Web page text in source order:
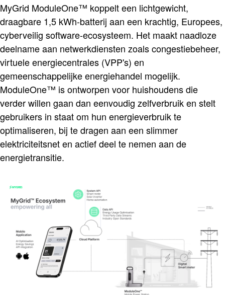
MyGrid ModuleOne™ koppelt een lichtgewicht,
draagbare 1,5 kWh-batterij aan een krachtig, Europees,
cyberveilig software-ecosysteem. Het maakt naadloze
deelname aan netwerkdiensten zoals congestiebeheer,
virtuele energiecentrales (VPP's) en
gemeenschappelijke energiehandel mogelijk.
ModuleOne™ is ontworpen voor huishoudens die
verder willen gaan dan eenvoudig zelfverbruik en stelt
gebruikers in staat om hun energieverbruik te
optimaliseren, bij te dragen aan een slimmer
elektriciteitsnet en actief deel te nemen aan de
energietransitie.